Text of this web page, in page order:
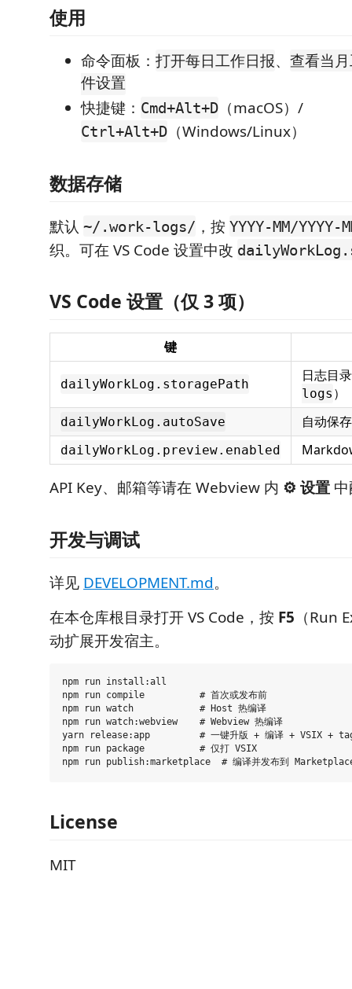
使用
命令面板： 打开每日工作日报、 查看当
件设置
快捷键： Cmd+Alt+D （macOS）/
Ctrl+Alt+D （Windows/Linux）
数据存储
默认 ~/.work-logs/ ，按 YYYY-MM/YYYY-
织。可在 VS Code 设置中改
VS Code 设置（仅 3 项）
键
dailyWorkLog.storagePath
日志目
logs ）
dailyWorkLog.autoSave 自动保存
dailyWorkLog.preview.enabled
API Key、邮箱等请在 Webview 内 ⚙️ 设置
开发与调试
详见 DEVELOPMENT.md。
在本仓库根目录打开 VS Code，按 F5 （Run
动扩展开发宿主。
npm run install:all
npm run compile          # 首次或发布前
npm run watch            # Host 热编译
npm run watch:webview    # Webview 热编译
yarn release:app         # 一键升版 + 编译 + VSIX + tag
npm run package          # 仅打 VSIX
License
MIT